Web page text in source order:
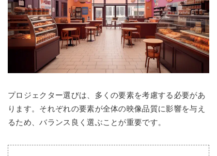
プロジェクター選びは、多くの要素を考慮する必要があ
ります。それぞれの要素が全体の映像品質に影響を与え
るため、バランス良く選ぶことが重要です。